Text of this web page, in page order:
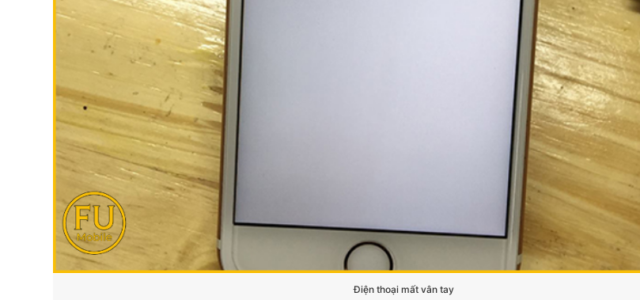
Điện thoại mất vân tay